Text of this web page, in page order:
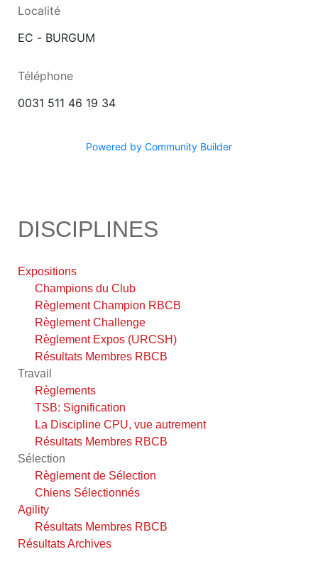
Localité
EC - BURGUM
Téléphone
0031 511 46 19 34
Powered by Community Builder
DISCIPLINES
Expositions
Champions du Club
Règlement Champion RBCB
Règlement Challenge
Règlement Expos (URCSH)
Résultats Membres RBCB
Travail
Règlements
TSB: Signification
La Discipline CPU, vue autrement
Résultats Membres RBCB
Sélection
Règlement de Sélection
Chiens Sélectionnés
Agility
Résultats Membres RBCB
Résultats Archives